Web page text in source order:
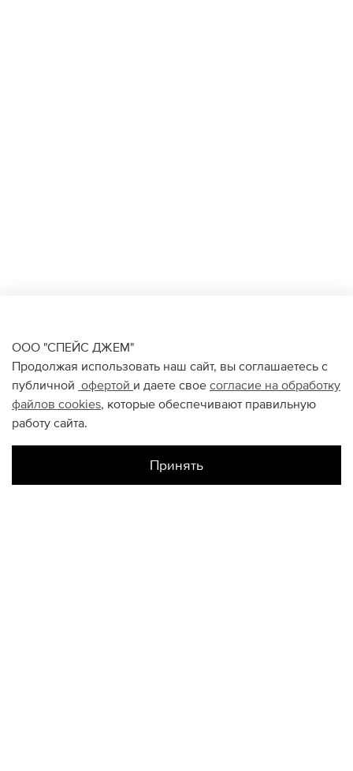
ООО "СПЕЙС ДЖЕМ"
Продолжая использовать наш сайт, вы соглашаетесь с
публичной офертой и даете свое согласие на обработку
файлов cookies, которые обеспечивают правильную
работу сайта.
Принять